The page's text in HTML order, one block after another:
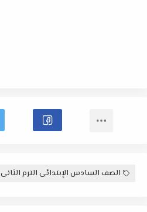
الصف السادس الإبتدائى الترم الثانى